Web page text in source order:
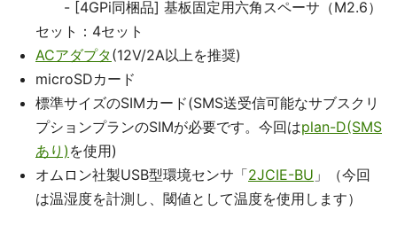
- [4GPi同梱品] 基板固定用六角スペーサ（M2.6）
セット：4セット
ACアダプタ(12V/2A以上を推奨)
microSDカード
標準サイズのSIMカード(SMS送受信可能なサブスクリ
プションプランのSIMが必要です。今回はplan-D(SMS
あり) を使用)
オムロン社製USB型環境センサ「2JCIE-BU 」（今回
は温湿度を計測し、閾値として温度を使用します）